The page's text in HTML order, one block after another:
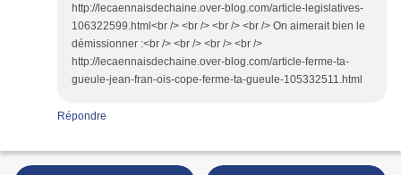
http://lecaennaisdechaine.over-blog.com/article-legislatives-
106322599.html<br /> <br /> <br /> <br /> On aimerait bien le
démissionner :<br /> <br /> <br /> <br />
http://lecaennaisdechaine.over-blog.com/article-ferme-ta-
gueule-jean-fran-ois-cope-ferme-ta-gueule-105332511.html
Répondre